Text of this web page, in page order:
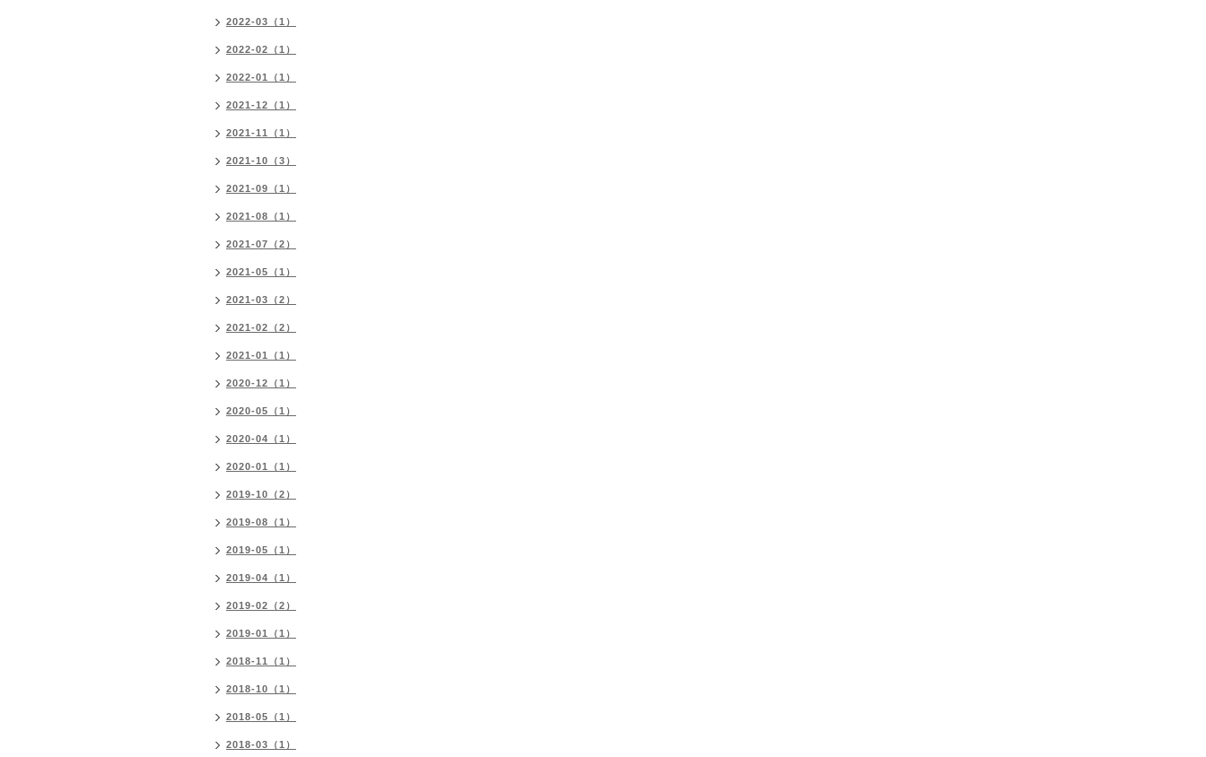
2022-03（1）
2022-02（1）
2022-01（1）
2021-12（1）
2021-11（1）
2021-10（3）
2021-09（1）
2021-08（1）
2021-07（2）
2021-05（1）
2021-03（2）
2021-02（2）
2021-01（1）
2020-12（1）
2020-05（1）
2020-04（1）
2020-01（1）
2019-10（2）
2019-08（1）
2019-05（1）
2019-04（1）
2019-02（2）
2019-01（1）
2018-11（1）
2018-10（1）
2018-05（1）
2018-03（1）